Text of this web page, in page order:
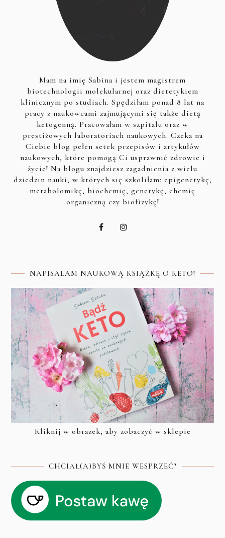
Mam na imię Sabina i jestem magistrem
biotechnologii molekularnej oraz dietetykiem
klinicznym po studiach. Spędziłam ponad 8 lat na
pracy z naukowcami zajmującymi się także dietą
ketogenną. Pracowałam w szpitalu oraz w
prestiżowych laboratoriach naukowych. Czeka na
Ciebie blog pełen setek przepisów i artykułów
naukowych, które pomogą Ci usprawnić zdrowie i
życie! Na blogu znajdziesz zagadnienia z wielu
dziedzin nauki, w których się szkoliłam: epigenetykę,
metabolomikę, biochemię, genetykę, chemię
organiczną czy biofizykę!
NAPISAŁAM NAUKOWĄ KSIĄŻKĘ O KETO!
Kliknij w obrazek, aby zobaczyć w sklepie
CHCIAŁ(A)BYŚ MNIE WESPRZEĆ?